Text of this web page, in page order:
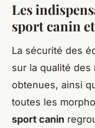
Les
sport canin
La sécurité des
sur la qualité des
obtenues, ainsi
toutes les
sport canin